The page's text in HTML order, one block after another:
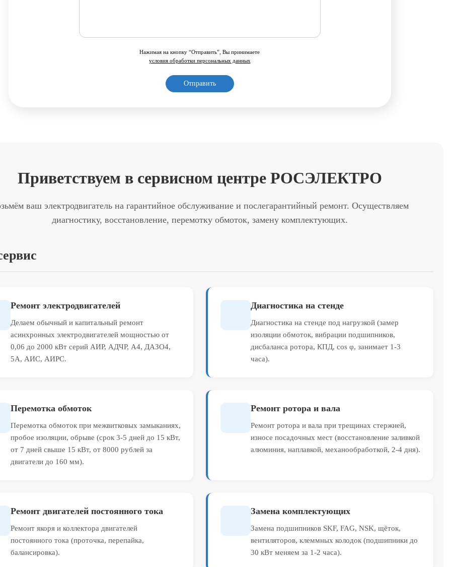
Нажимая на кнопку “Отправить”, Вы принимаете
условия обработки персональных данных
Приветствуем в сервисном центре РОСЭЛЕКТРО
ваш электродвигатель на гарантийное обслуживание и послегарантийный ремонт. Осуществляем
диагностику, восстановление, перемотку обмоток, замену комплектующих.
Ремонт электродвигателей
Делаем обычный и капитальный ремонт
асинхронных электродвигателей мощностью от
0,06 до 2000 кВт серий АИР, АДЧР, А4, ДАЗО4,
5А, АИС, АИРС.
Диагностика на стенде
Диагностика на стенде под нагрузкой (замер
изоляции обмоток, вибрации подшипников,
дисбаланса ротора, КПД, cos φ, занимает 1-3
часа).
Перемотка обмоток
Перемотка обмоток при межвитковых замыканиях,
пробое изоляции, обрыве (срок 3-5 дней до 15 кВт,
от 7 дней свыше 15 кВт, от 8000 рублей за
двигатели до 160 мм).
Ремонт ротора и вала
Ремонт ротора и вала при трещинах стержней,
износе посадочных мест (восстановление заливкой
алюминия, наплавкой, механообработкой, 2-4 дня).
Ремонт двигателей постоянного тока
Ремонт якоря и коллектора двигателей
постоянного тока (проточка, перепайка,
балансировка).
Замена комплектующих
Замена подшипников SKF, FAG, NSK, щёток,
вентиляторов, клеммных колодок (подшипники до
30 кВт меняем за 1-2 часа).